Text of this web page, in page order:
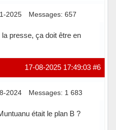
2025 Messages: 657
presse, ça doit être en
#6
17-08-2025 17:49:03
2024 Messages: 1 683
était le plan B ?